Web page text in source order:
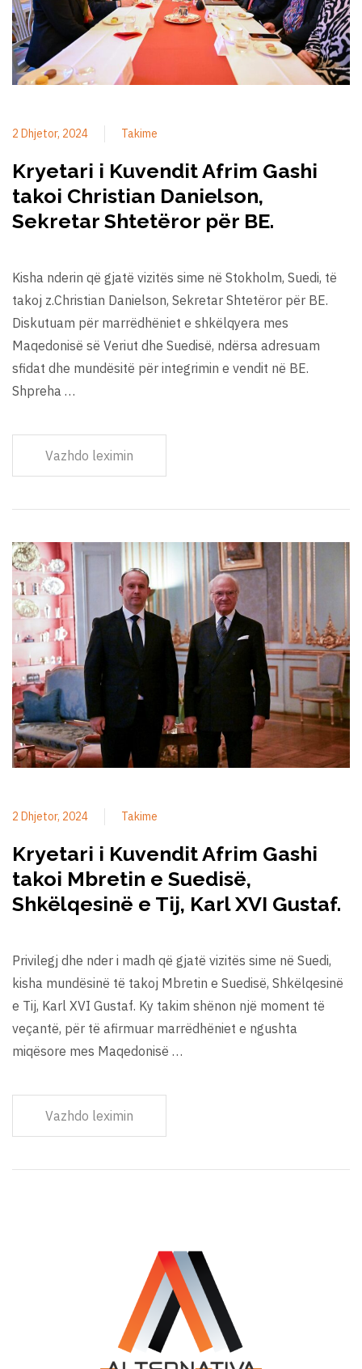
2 Dhjetor, 2024 Takime
Kryetari i Kuvendit Afrim Gashi
takoi Christian Danielson,
Sekretar Shtetëror për BE.
Kisha nderin që gjatë vizitës sime në Stokholm, Suedi, të
takoj z.Christian Danielson, Sekretar Shtetëror për BE.
Diskutuam për marrëdhëniet e shkëlqyera mes
Maqedonisë së Veriut dhe Suedisë, ndërsa adresuam
sfidat dhe mundësitë për integrimin e vendit në BE.
Shpreha …
Vazhdo leximin
2 Dhjetor, 2024 Takime
Kryetari i Kuvendit Afrim Gashi
takoi Mbretin e Suedisë,
Shkëlqesinë e Tij, Karl XVI Gustaf.
Privilegj dhe nder i madh që gjatë vizitës sime në Suedi,
kisha mundësinë të takoj Mbretin e Suedisë, Shkëlqesinë
e Tij, Karl XVI Gustaf. Ky takim shënon një moment të
veçantë, për të afirmuar marrëdhëniet e ngushta
miqësore mes Maqedonisë …
Vazhdo leximin